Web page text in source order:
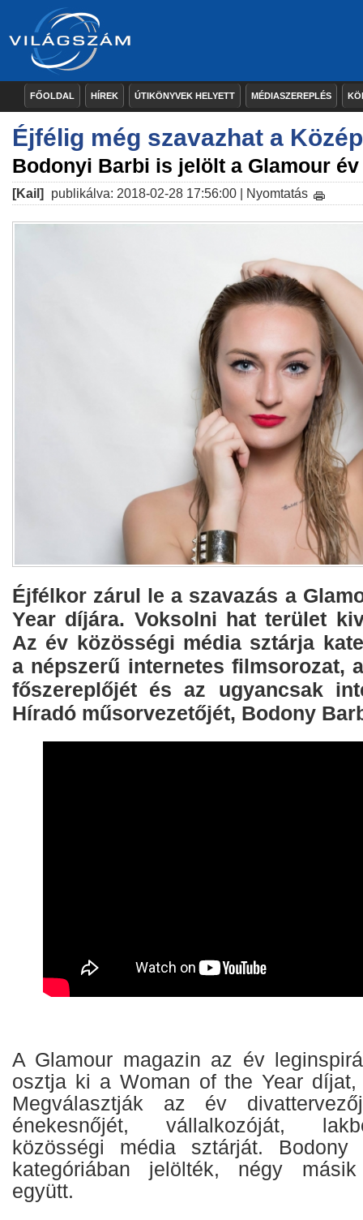
FŐOLDAL HÍREK ÚTIKÖNYVEK HELYETT MÉDIASZEREPLÉS
Éjfélig még szavazhat a
Bodonyi Barbi is jelölt a Glamour
[Kail] publikálva: 2018-02-28 17:56:00 | Nyomtatás
Éjfélkor zárul le a szavazás a
Year díjára. Voksolni hat terület
Az év közösségi média sztárja
a népszerű internetes filmsorozat,
főszereplőjét és az ugyancsak
Híradó műsorvezetőjét, Bodony
A Glamour magazin az év
osztja ki a Woman of the Year díjat,
Megválasztják az év
énekesnőjét, vállalkozóját,
közösségi média sztárját.
kategóriában jelölték, négy
együtt.